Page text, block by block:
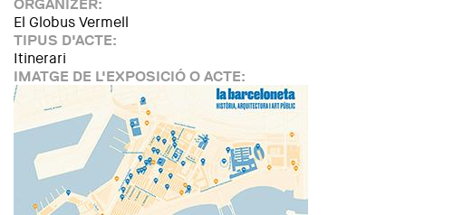
ORGANIZER:
El Globus Vermell
TIPUS D'ACTE:
Itinerari
IMATGE DE L'EXPOSICIÓ O ACTE: